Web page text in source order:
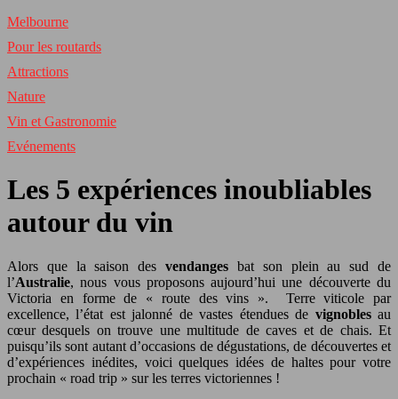
Melbourne
Pour les routards
Attractions
Nature
Vin et Gastronomie
Evénements
Les 5 expériences inoubliables
autour du vin
Alors que la saison desvendanges bat son plein au sud de
l’Australie, nous vous proposons aujourd’hui une découverte du
Victoria en forme de « route des vins ». Terre viticole par
excellence, l’état est jalonné de vastes étendues de vignoblesau
cœur desquels on trouve une multitude de caves et de chais. Et
puisqu’ils sont autant d’occasions de dégustations, de découvertes et
d’expériences inédites, voici quelques idées de haltes pour votre
prochain « road trip » sur les terres victoriennes !